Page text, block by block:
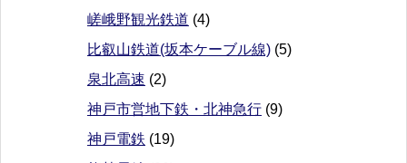
嵯峨野観光鉄道 (4)
比叡山鉄道(坂本ケーブル線) (5)
泉北高速 (2)
神戸市営地下鉄・北神急行 (9)
神戸電鉄 (19)